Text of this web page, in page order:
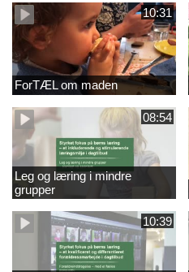
10:31
ForTÆL om maden
08:54
Leg og læring i mindre
grupper
10:39